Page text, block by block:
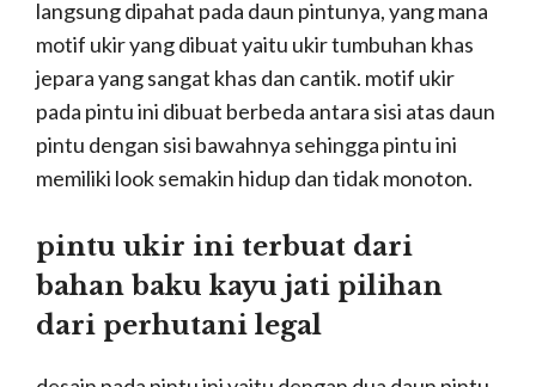
langsung dipahat pada daun pintunya, yang mana
motif ukir yang dibuat yaitu ukir tumbuhan khas
jepara yang sangat khas dan cantik. motif ukir
pada pintu ini dibuat berbeda antara sisi atas daun
pintu dengan sisi bawahnya sehingga pintu ini
memiliki look semakin hidup dan tidak monoton.
pintu ukir ini terbuat dari
bahan baku kayu jati pilihan
dari perhutani legal